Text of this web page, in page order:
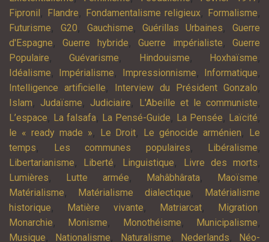
Fipronil , Flandre, Fondamentalisme religieux, Formalisme,
Futurisme, G20, Gauchisme,Guérillas Urbaines,Guerre
d'Espagne,Guerre hybride,Guerre impérialiste,Guerre
Populaire,Guévarisme, Hindouisme, Hoxhaïsme,
Idéalisme, Impérialisme, Impressionnisme, Informatique,
Intelligence artificielle, Interview du Président Gonzalo,
Islam, Judaïsme, Judiciaire, L'Abeille et le communiste,
L’espace, La falsafa, La Pensé-Guide, La Pensée, Laïcité,
le « ready made », Le Droit, Le génocide arménien,
Le
temps, Les communes populaires, Libéralisme,
Libertarianisme, Liberté, Linguistique, Livre des morts,
Lumières, Lutte armée, Mahâbhârata, Maoïsme,
Matérialisme, Matérialisme dialectique,
Matérialisme
historique, Matière vivante, Matriarcat, Migration,
Monarchie, Monisme, Monothéisme, Municipalisme,
Musique, Nationalisme, Naturalisme, Nederlands,
Néo-